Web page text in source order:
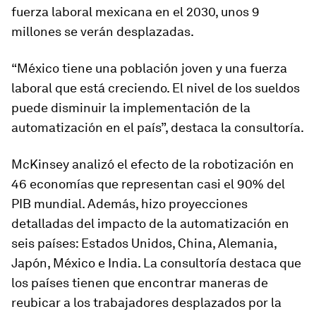
fuerza laboral mexicana en el 2030, unos 9
millones se verán desplazadas.
“México tiene una población joven y una fuerza
laboral que está creciendo. El nivel de los sueldos
puede disminuir la implementación de la
automatización en el país”, destaca la consultoría.
McKinsey analizó el efecto de la robotización en
46 economías que representan casi el 90% del
PIB mundial. Además, hizo proyecciones
detalladas del impacto de la automatización en
seis países: Estados Unidos, China, Alemania,
Japón, México e India. La consultoría destaca que
los países tienen que encontrar maneras de
reubicar a los trabajadores desplazados por la